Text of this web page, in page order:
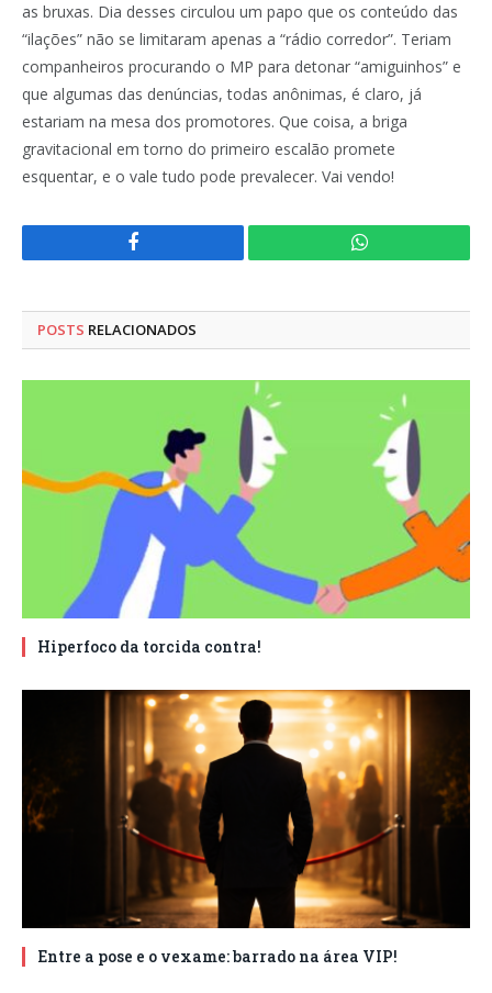
as bruxas. Dia desses circulou um papo que os conteúdo das
“ilações” não se limitaram apenas a “rádio corredor”. Teriam
companheiros procurando o MP para detonar “amiguinhos” e
que algumas das denúncias, todas anônimas, é claro, já
estariam na mesa dos promotores. Que coisa, a briga
gravitacional em torno do primeiro escalão promete
esquentar, e o vale tudo pode prevalecer. Vai vendo!
Facebook WhatsApp
POSTS RELACIONADOS
Hiperfoco da torcida contra!
Entre a pose e o vexame: barrado na área VIP!